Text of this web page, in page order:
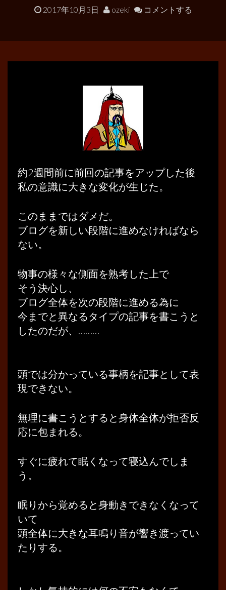
2017年10月3日 ozeki コメントする
約2週間前に前回の記事をアップした後
私の意識に大きな変化が生じた。
このままではダメだ。
ブログを新しい段階に進めなければなら
ない。
物事の様々な側面を熟考した上で
そう決心し、
ブログ全体を次の段階に進める為に
今までと異なるタイプの記事を書こうと
したのだが、………
頭では分かっている事柄を記事として表
現できない。
無理に書こうとすると身体全体が拒否反
応に包まれる。
すぐに疲れて眠くなって寝込んでしま
う。
眠りから覚めると身動きできなくなって
いて
頭全体に大きな耳鳴り音が響き渡ってい
たりする。